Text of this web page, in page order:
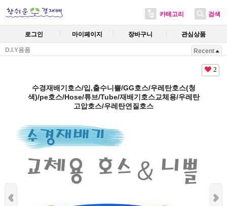
카테고리 검색
로그인 마이페이지 장바구니 관심상품
D.I.Y용품 Recent
2
수경재배기호스/입,출수니쁠/GG호스/우레탄호스(청
색)/pe호스/Hose/튜브/Tube/재배기호스교체용/우레탄
고압호스/우레탄연질호스